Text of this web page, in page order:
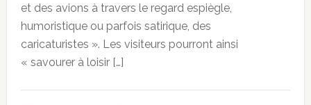
et des avions à travers le regard espiègle,
humoristique ou parfois satirique, des
caricaturistes ». Les visiteurs pourront ainsi
« savourer à loisir […]